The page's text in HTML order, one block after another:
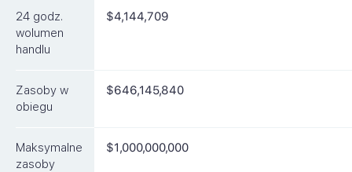
FAQ
24 godz.
wolumen
handlu
$4,144,709
Zasoby w
obiegu
$646,145,840
Maksymalne
zasoby
$1,000,000,000